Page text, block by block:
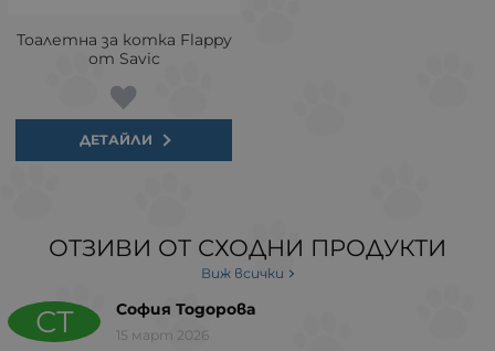
Тоалетна за котка Flappy
от Savic
ДЕТАЙЛИ
ОТЗИВИ ОТ СХОДНИ ПРОДУКТИ
Виж всички
СТ София Тодорова
15 март 2026